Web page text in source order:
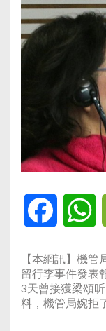
Facebook
【本網訊】機
留行李事件發表
3天曾接獲梁頌
料，機管局婉拒